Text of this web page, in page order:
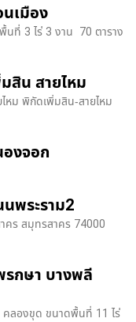
นเมือง
นที่ 3 ไร่ 3 งาน 70 ตาราง
มสิน สายไหม
ไหม พิกัดเพิ่มสิน-สายไหม
องจอก
นพระราม2
คร สมุทรสาคร 74000
รกษา บางพลี​
คลองขุด ขนาดพื้นที่ 11 ไร่